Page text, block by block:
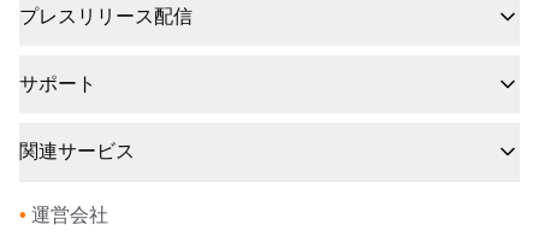
プレスリリース配信
サポート
関連サービス
• 運営会社